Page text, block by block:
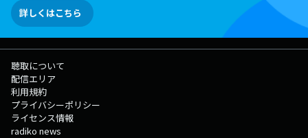
詳しくはこちら
聴取について
配信エリア
利用規約
プライバシーポリシー
ライセンス情報
radiko news